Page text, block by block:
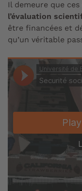
Il demeure que
l’évaluation
être financées et
qu’un véritable